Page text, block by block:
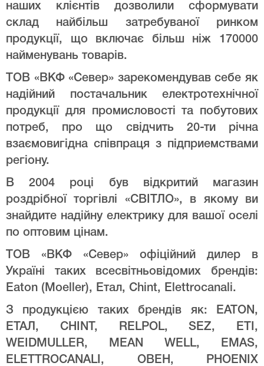
наших клієнтів дозволили сформувати
склад найбільш затребуваної ринком
продукції, що включає більш ніж 170000
найменувань товарів.
ТОВ «ВКФ «Север» зарекомендував себе як
надійний постачальник електротехнічної
продукції для промисловості та побутових
потреб, про що свідчить 20-ти річна
взаємовигідна співпраця з підприемствами
регіону.
В 2004 році був відкритий магазин
роздрібної торгівлі «СВІТЛО», в якому ви
знайдите надійну електрику для вашої оселі
по оптовим цінам.
ТОВ «ВКФ «Север» офіційний дилер в
Україні таких всесвітньовідомих брендів:
Eaton (Moeller), Етал, Chint, Elettrocanali.
З продукцією таких брендів як: EATON,
ЕТАЛ, CHINT, RELPOL, SEZ, ETI,
WEIDMULLER, MEAN WELL, EMAS,
ELETTROCANALI, ОВЕН, PHOENIX